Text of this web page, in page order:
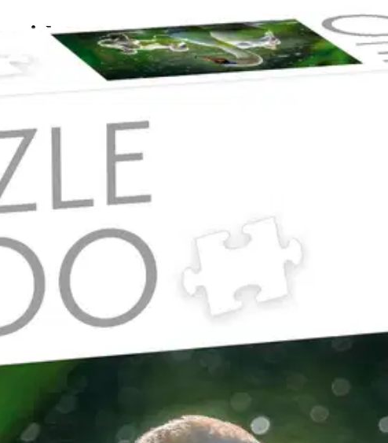
Babies 1000 palaa
pakettiautomaattiin tai